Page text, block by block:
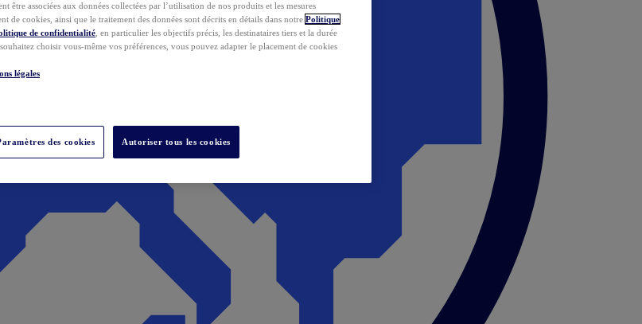
être associées aux données collectées par l’utilisation de nos produits et les mesures
de cookies, ainsi que le traitement des données sont décrits en détails dans notre Politique
de confidentialité , en particulier les objectifs précis, les destinataires tiers et la durée
choisir vous-même vos préférences, vous pouvez adapter le placement de cookies
légales
des cookies Autoriser tous les cookies